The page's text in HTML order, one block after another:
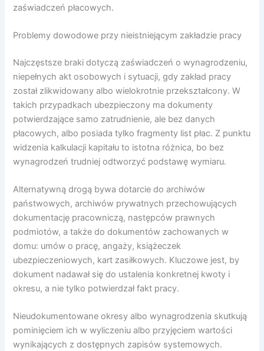
zaświadczeń płacowych.
Problemy dowodowe przy nieistniejącym zakładzie pracy
Najczęstsze braki dotyczą zaświadczeń o wynagrodzeniu,
niepełnych akt osobowych i sytuacji, gdy zakład pracy
został zlikwidowany albo wielokrotnie przekształcony. W
takich przypadkach ubezpieczony ma dokumenty
potwierdzające samo zatrudnienie, ale bez danych
płacowych, albo posiada tylko fragmenty list płac. Z punktu
widzenia kalkulacji kapitału to istotna różnica, bo bez
wynagrodzeń trudniej odtworzyć podstawę wymiaru.
Alternatywną drogą bywa dotarcie do archiwów
państwowych, archiwów prywatnych przechowujących
dokumentację pracowniczą, następców prawnych
podmiotów, a także do dokumentów zachowanych w
domu: umów o pracę, angaży, książeczek
ubezpieczeniowych, kart zasiłkowych. Kluczowe jest, by
dokument nadawał się do ustalenia konkretnej kwoty i
okresu, a nie tylko potwierdzał fakt pracy.
Nieudokumentowane okresy albo wynagrodzenia skutkują
pominięciem ich w wyliczeniu albo przyjęciem wartości
wynikających z dostępnych zapisów systemowych.